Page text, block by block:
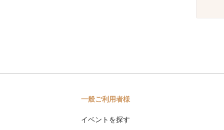
一般ご利用者様
イベントを探す